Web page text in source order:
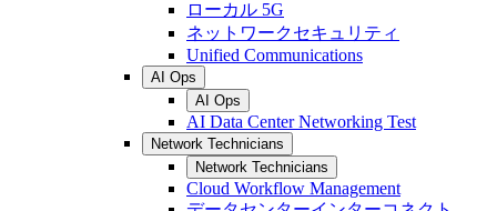
ローカル 5G
ネットワークセキュリティ
Unified Communications
AI Ops
AI Ops
AI Data Center Networking Test
Network Technicians
Network Technicians
Cloud Workflow Management